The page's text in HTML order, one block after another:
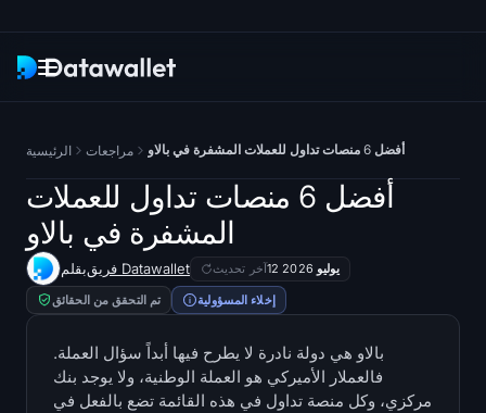
بحث
متعقبات ETF
Bitcoin ETFs
Ethereum ETFs
صناديق Solana ETFs
الرئيسية مراجعات أفضل 6 منصات تداول للعملات المشفرة في بالاو
أفضل 6 منصات تداول للعملات
المشفرة في بالاو
بقلم فريق Datawallet آخر تحديث 12 يوليو 2026
تم التحقق من الحقائق إخلاء المسؤولية
بالاو هي دولة نادرة لا يطرح فيها أبداً سؤال العملة.
فالعملار الأميركي هو العملة الوطنية، ولا يوجد بنك
مركزي، وكل منصة تداول في هذه القائمة تضع بالفعل في